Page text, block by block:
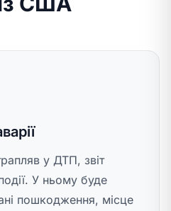
у ДТП, звіт
У ньому буде
пошкодження, місце